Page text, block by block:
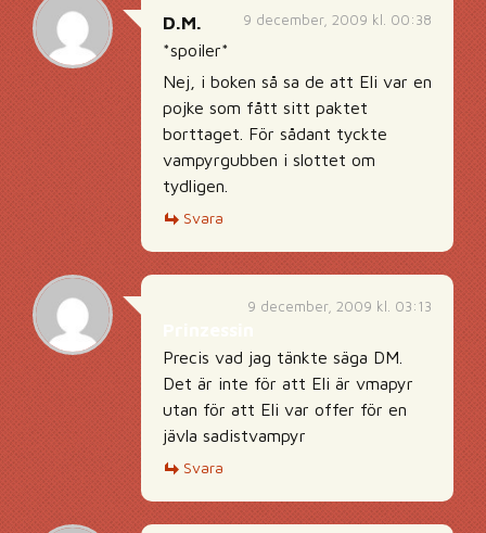
9 december, 2009 kl. 00:38
D.M.
*spoiler*
Nej, i boken så sa de att Eli var en
pojke som fått sitt paktet
borttaget. För sådant tyckte
vampyrgubben i slottet om
tydligen.
Svara
9 december, 2009 kl. 03:13
Precis vad jag tänkte säga DM.
Det är inte för att Eli är vmapyr
utan för att Eli var offer för en
jävla sadistvampyr
Svara